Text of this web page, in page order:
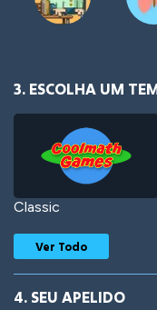
3. ESCOLHA UM
Classic
Ver Todo
4. SEU APELIDO